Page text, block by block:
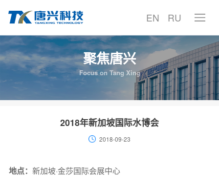
EN RU
首页
产品中心
服务支持
聚焦唐兴
Focus on Tang Xing
2018年新加坡国际水博会
2018-09-23
地点： 新加坡·金莎国际会展中心